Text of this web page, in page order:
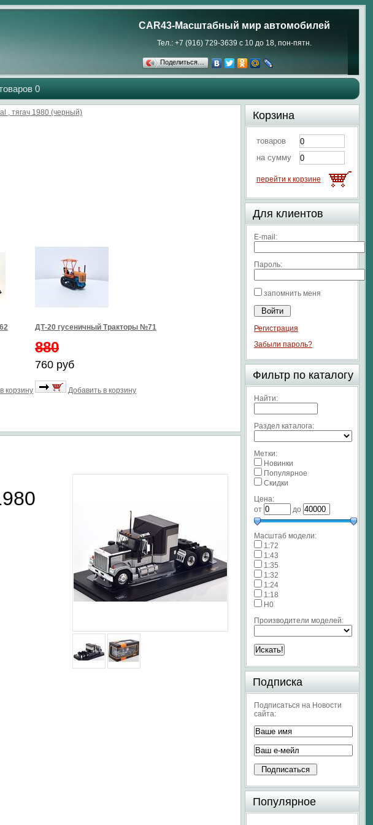
CAR43-Масштабный мир автомобилей
Тел.: +7 (916) 729-3639 с 10 до 18, пон-пятн.
Поделиться…
0
, тягач 1980 (черный)
корзину
ДТ-20 гусеничный Тракторы №71
880
760 руб
Добавить в корзину
Корзина
товаров
на сумму
перейти к корзине
Для клиентов
E-mail:
Пароль:
запомнить меня
Регистрация
Забыли пароль?
Фильтр по каталогу
Найти:
Раздел каталога:
Метки:
Новинки
Популярное
Скидки
Цена:
от
до
Масштаб модели:
1:72
1:43
1:35
1:32
1:24
1:18
H0
Производители моделей:
Подписка
Подписаться на Новости
сайта:
Популярное